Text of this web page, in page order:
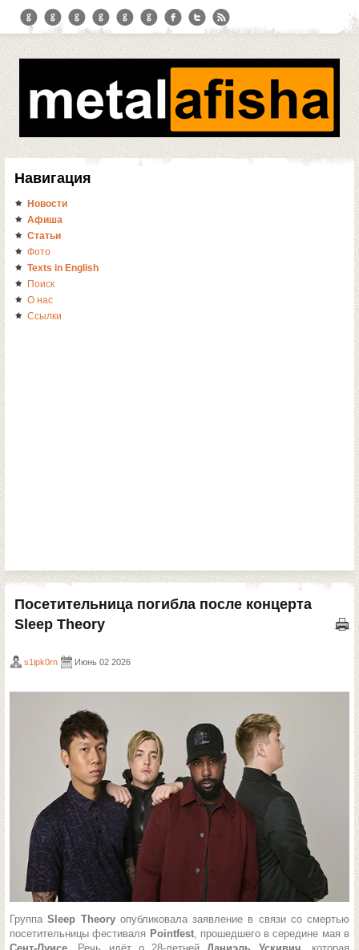
Навигация
Новости
Афиша
Статьи
Фото
Texts in English
Поиск
О нас
Ссылки
Посетительница погибла после концерта
Sleep Theory
s1ipk0rn Июнь 02 2026
ГруппаSleep Theory опубликовала заявление в связи со смертью
посетительницы фестиваля Pointfest, прошедшего в середине мая в